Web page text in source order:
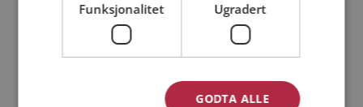
Funksjonalitet Ugradert
GODTA ALLE